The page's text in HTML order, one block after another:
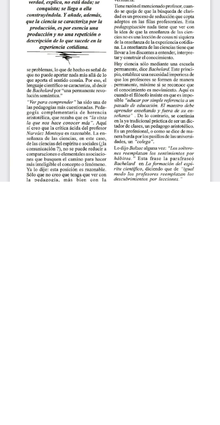
Acuerdos
Gestión Integral
Derechos pecuniarios y valores de
matrícula
Permanencia ESAL
Calendario Académico
Rutas de atención
Este portal usa cookies para mejorar su experiencia de
usuario. Al utilizar nuestro sitio web, usted acepta nuestra
Política de cookies.
Aceptar